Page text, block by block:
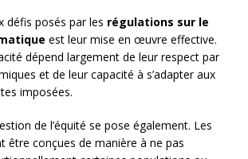
défis posés par les régulations sur le
est leur mise en œuvre effective.
dépend largement de leur respect par
et de leur capacité à s’adapter aux
imposées.
de l’équité se pose également. Les
être conçues de manière à ne pas